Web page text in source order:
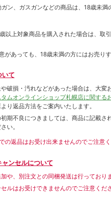
ン、ガスガンなどの商品は、18歳未満
以上対象商品を購入された場合は、取
があっても、18歳未満の方にはお売りす
いて
破損・汚れなどがあった場合は、大変
タムオンラインショップ札幌店に関する
り返品方法をご案内いたします。
期不良につきましては、商品に記載さ
い。
の返品はお受け出来ませんのでご注意く
ンセルについて
や、別注文との同梱発送は行っておりま
ルはお受けできませんのでご注意くださ